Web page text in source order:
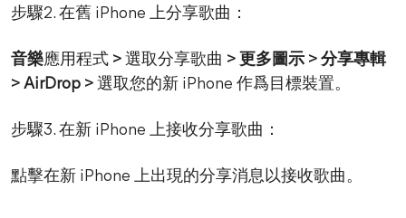
步驟2. 在舊 iPhone 上分享歌曲：
音樂應用程式 > 選取分享歌曲 > 更多圖示 > 分享專輯
> AirDrop > 選取您的新 iPhone 作爲目標裝置。
步驟3. 在新 iPhone 上接收分享歌曲：
點擊在新 iPhone 上出現的分享消息以接收歌曲。